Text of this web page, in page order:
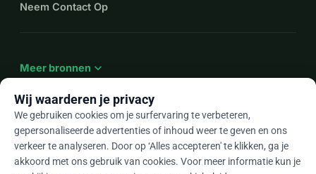
Neem Contact Op
Meer bronnen expand_more
Nlarrow_drop_down
★★★★★ 4,9 / 5 op basis van 500+ reviews
Wij waarderen je privacy
We gebruiken cookies om je surfervaring te verbeteren,
gepersonaliseerde advertenties of inhoud weer te geven en ons
verkeer te analyseren. Door op ‘Alles accepteren' te klikken, ga je
akkoord met ons gebruik van cookies. Voor meer informatie kun je